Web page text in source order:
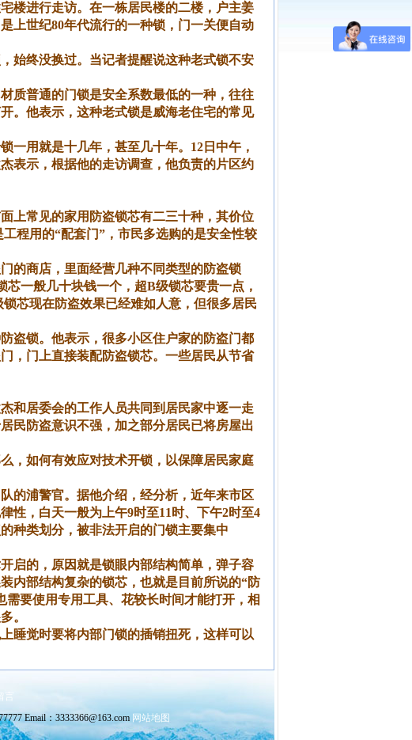
楼进行走访。在一栋居民楼的二楼，户主姜
上世纪80年代流行的一种锁，门一关便自动
始终没换过。当记者提醒说这种老式锁不安
质普通的门锁是安全系数最低的一种，往往
。他表示，这种老式锁是威海老住宅的常见
用就是十几年，甚至几十年。12日中午，
表示，根据他的走访调查，他负责的片区约
上常见的家用防盗锁芯有二三十种，其价位
程用的“配套门”，市民多选购的是安全性较
的商店，里面经营几种不同类型的防盗锁
一般几十块钱一个，超B级锁芯要贵一点，
芯现在防盗效果已经难如人意，但很多居民
盗锁。他表示，很多小区住户家的防盗门都
，门上直接装配防盗锁芯。一些居民从节省
和居委会的工作人员共同到居民家中逐一走
民防盗意识不强，加之部分居民已将房屋出
，如何有效应对技术开锁，以保障居民家庭
的浦警官。据他介绍，经分析，近年来市区
性，白天一般为上午9时至11时、下午2时至4
种类划分，被非法开启的门锁主要集中
启的，原因就是锁眼内部结构简单，弹子容
内部结构复杂的锁芯，也就是目前所说的“防
要使用专用工具、花较长时间才能打开，相
。
睡觉时要将内部门锁的插销扭死，这样可以
言
Email：3333366@163.com 网站地图